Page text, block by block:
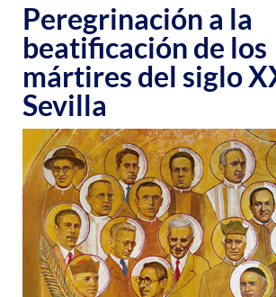
Peregrinación a la
beatificación de los
mártires del siglo
Sevilla